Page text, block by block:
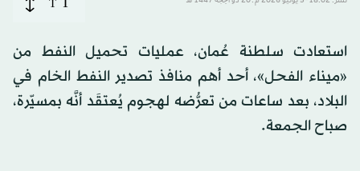
T
استعادت سلطنة عُمان، عمليات تحميل النفط من
«ميناء الفحل»، أحد أهم منافذ تصدير النفط الخام في
البلاد، بعد ساعات من تعرُّضه لهجوم يُعتقَد أنَّه بمسيّرة،
صباح الجمعة.